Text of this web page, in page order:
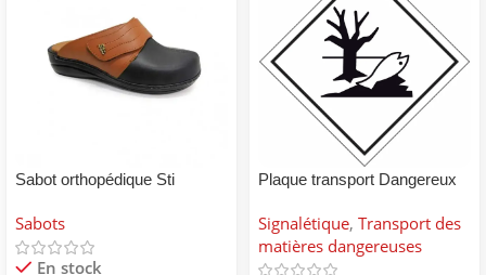
Sabot orthopédique Sti
Sabots
En stock
Plaque transport Dangereux
Signalétique, Transport des
matières dangereuses